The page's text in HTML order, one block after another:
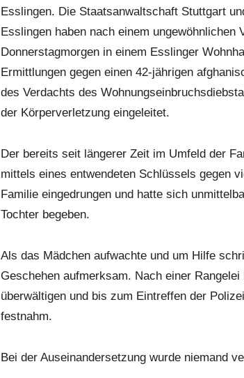
Esslingen. Die Staatsanwaltschaft Stuttgart
Esslingen haben nach einem ungewöhnlichen
Donnerstagmorgen in einem Esslinger
Ermittlungen gegen einen 42-jährigen
des Verdachts des
der Körperverletzung eingeleitet.
Der bereits seit längerer Zeit im Umfeld der
mittels eines entwendeten Schlüssels gegen
Familie eingedrungen und hatte sich
Tochter begeben.
Als das Mädchen aufwachte und um Hilfe
Geschehen aufmerksam. Nach einer
überwältigen und bis zum Eintreffen der
festnahm.
Bei der Auseinandersetzung wurde niemand